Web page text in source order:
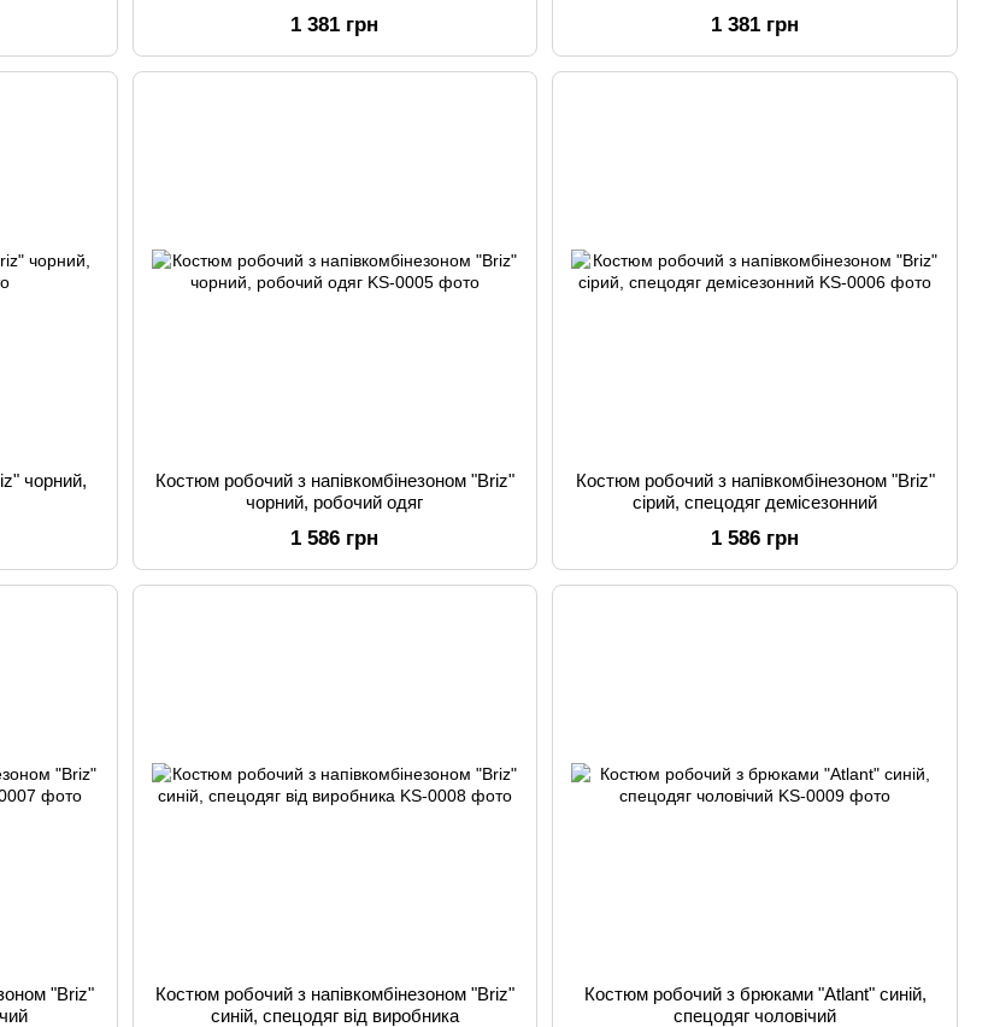
1 381 грн 1 381 грн
чорний,
Костюм робочий з напівкомбінезоном "Briz"
чорний, робочий одяг
1 586 грн
Костюм робочий з напівкомбінезоном "Briz"
сірий, спецодяг демісезонний
1 586 грн
"Briz"
Костюм робочий з напівкомбінезоном "Briz"
синій, спецодяг від виробника
Костюм робочий з брюками "Atlant" синій,
спецодяг чоловічий